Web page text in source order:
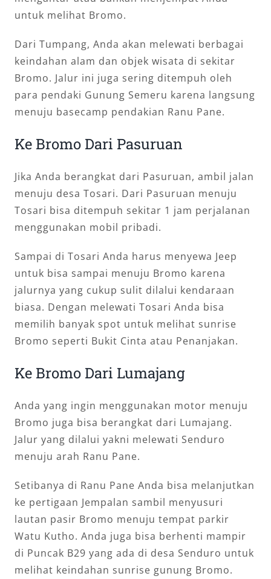
untuk melihat Bromo.
Dari Tumpang, Anda akan melewati berbagai
keindahan alam dan objek wisata di sekitar
Bromo. Jalur ini juga sering ditempuh oleh
para pendaki Gunung Semeru karena langsung
menuju basecamp pendakian Ranu Pane.
Ke Bromo Dari Pasuruan
Jika Anda berangkat dari Pasuruan, ambil jalan
menuju desa Tosari. Dari Pasuruan menuju
Tosari bisa ditempuh sekitar 1 jam perjalanan
menggunakan mobil pribadi.
Sampai di Tosari Anda harus menyewa Jeep
untuk bisa sampai menuju Bromo karena
jalurnya yang cukup sulit dilalui kendaraan
biasa. Dengan melewati Tosari Anda bisa
memilih banyak spot untuk melihat sunrise
Bromo seperti Bukit Cinta atau Penanjakan.
Ke Bromo Dari Lumajang
Anda yang ingin menggunakan motor menuju
Bromo juga bisa berangkat dari Lumajang.
Jalur yang dilalui yakni melewati Senduro
menuju arah Ranu Pane.
Setibanya di Ranu Pane Anda bisa melanjutkan
ke pertigaan Jempalan sambil menyusuri
lautan pasir Bromo menuju tempat parkir
Watu Kutho. Anda juga bisa berhenti mampir
di Puncak B29 yang ada di desa Senduro untuk
melihat keindahan sunrise gunung Bromo.